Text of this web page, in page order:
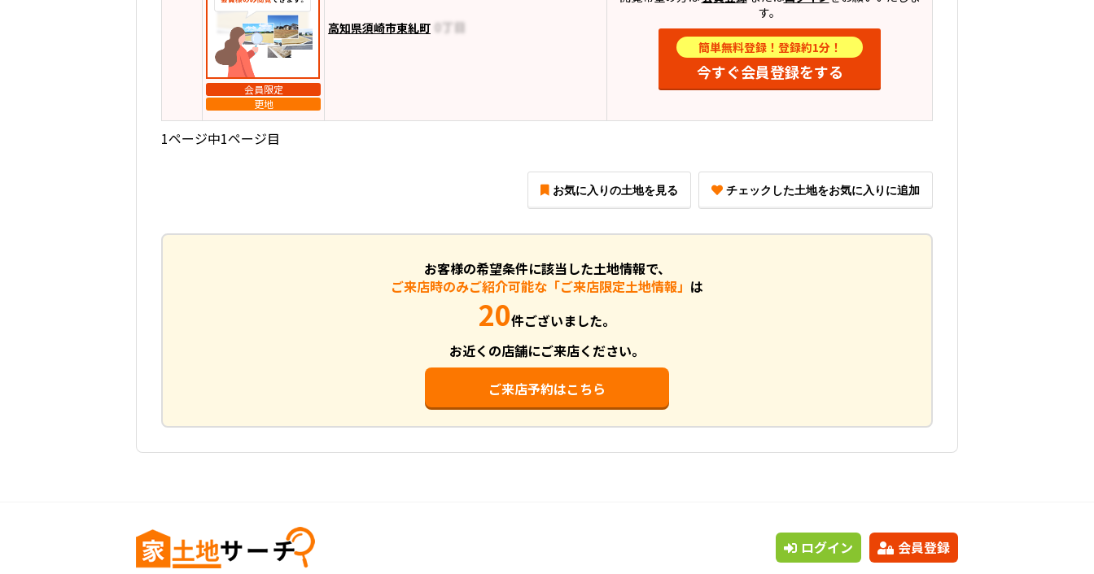
会員限定
更地
高知県須崎市東糺町
す。
簡単無料登録！登録約1分！
今すぐ会員登録をする
1ページ中1ページ目
お気に入りの土地を見る チェックした土地をお気に入りに追加
お客様の希望条件に該当した土地情報で、
ご来店時のみご紹介可能な「ご来店限定土地情報」 は
20件ございました。
お近くの店舗にご来店ください。
ご来店予約はこちら
ログイン 会員登録